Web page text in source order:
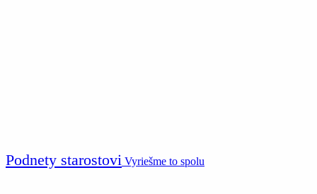
Podnety starostovi Vyriešme to spolu